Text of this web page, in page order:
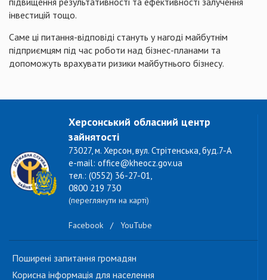
інвестицій тощо.
Саме ці питання-відповіді стануть у нагоді майбутнім
підприємцям під час роботи над бізнес-планами та
допоможуть врахувати ризики майбутнього бізнесу.
Херсонський обласний центр
зайнятості
73027, м. Херсон, вул. Стрітенська, буд.7-А
e-mail: office@kheocz.gov.ua
тел.: (0552) 36-27-01,
0800 219 730
(переглянути на карті)
Facebook / YouTube
Поширені запитання громадян
Корисна інформація для населення